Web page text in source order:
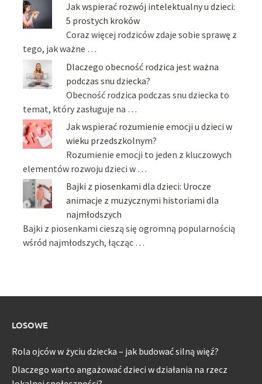
Jak wspierać rozwój intelektualny u dzieci:
5 prostych kroków
Coraz więcej rodziców zdaje sobie sprawę z
tego, jak ważne …
Dlaczego obecność rodzica jest ważna
podczas snu dziecka?
Obecność rodzica podczas snu dziecka to
temat, który zasługuje na …
Jak wspierać rozumienie emocji u dzieci w
wieku przedszkolnym?
Rozumienie emocji to jeden z kluczowych
elementów rozwoju dzieci w …
Bajki z piosenkami dla dzieci: Urocze
animacje z muzycznymi historiami dla
najmłodszych
Bajki z piosenkami cieszą się ogromną popularnością
wśród najmłodszych, łącząc …
LOSOWE
Rola ojców w życiu dziecka – jak budować silną więź?
Dlaczego warto angażować dzieci w działania na rzecz